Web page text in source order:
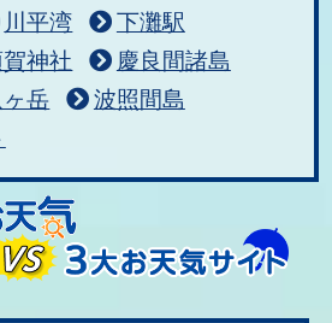
川平湾
下灘駅
神社
慶良間諸島
ヶ岳
波照間島